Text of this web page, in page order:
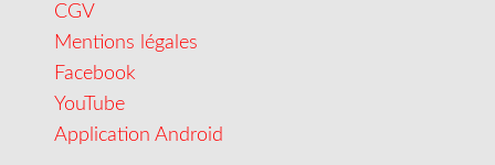
CGV
Mentions légales
Facebook
YouTube
Application Android